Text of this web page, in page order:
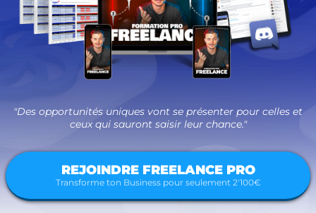
"Des opportunités uniques vont se présenter pour celles et
ceux qui sauront saisir leur chance."
REJOINDRE FREELANCE PRO
Transforme ton Business pour seulement 2'100€